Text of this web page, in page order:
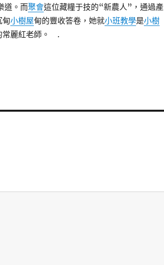
道。而聚會這位藏糧于技的“新農人”，通過產
甸小樹屋甸的豐收答卷，她就小班教學是小樹
常麗紅老師。 .